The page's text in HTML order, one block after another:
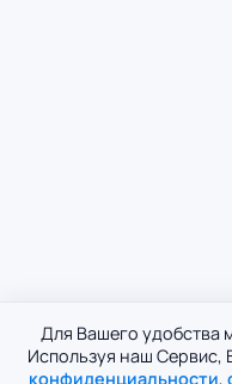
Для Вашего удобства
Используя наш Сервис,
конфиденциальности,